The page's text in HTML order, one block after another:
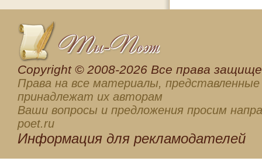
Сopyright © 2008-2026 Все права
Права на все материалы, представленные
принадлежат их авторам
Ваши вопросы и предложения просим
poet.ru
Информация для рекламодателей